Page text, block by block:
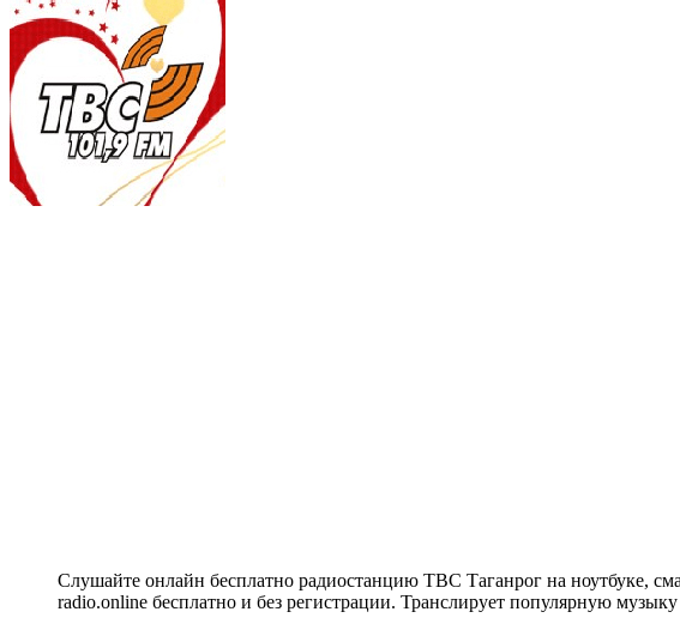
Слушайте онлайн бесплатно радиостанцию ТВС Таганрог на ноутбуке,
radio.online бесплатно и без регистрации. Транслирует популярную